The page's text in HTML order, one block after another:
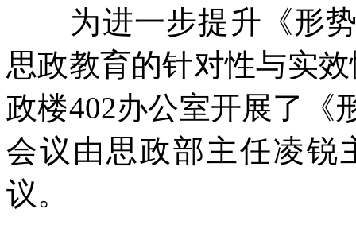
为进一步提升《形势
思政教育的针对性与实
政楼402办公室开展了《
会议由思政部主任凌锐
议。